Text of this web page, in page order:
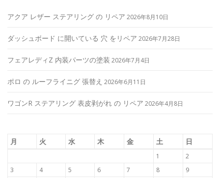
アクア レザー ステアリング の リペア 2026年8月10日
ダッシュボード に開いている 穴 をリペア 2026年7月28日
フェアレディZ 内装パーツの塗装 2026年7月4日
ポロ の ルーフライニグ 張替え 2026年6月11日
ワゴンR ステアリング 表皮剥がれ の リペア 2026年4月8日
月 火 水 木 金 土 日
1
2
3
4 5 6 7 8 9